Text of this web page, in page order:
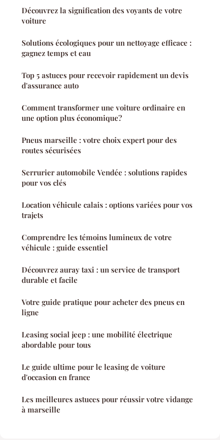
Découvrez la signification des voyants de votre
voiture
Solutions écologiques pour un nettoyage efficace :
gagnez temps et eau
Top 5 astuces pour recevoir rapidement un devis
d'assurance auto
Comment transformer une voiture ordinaire en
une option plus économique?
Pneus marseille : votre choix expert pour des
routes sécurisées
Serrurier automobile Vendée : solutions rapides
pour vos clés
Location véhicule calais : options variées pour vos
trajets
Comprendre les témoins lumineux de votre
véhicule : guide essentiel
Découvrez auray taxi : un service de transport
durable et facile
Votre guide pratique pour acheter des pneus en
ligne
Leasing social jeep : une mobilité électrique
abordable pour tous
Le guide ultime pour le leasing de voiture
d'occasion en france
Les meilleures astuces pour réussir votre vidange
à marseille